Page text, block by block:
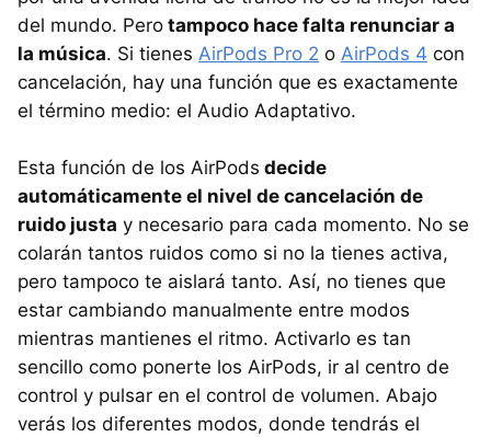
del mundo. Pero tampoco hace falta renunciar a
la música. Si tienes AirPods Pro 2 o AirPods 4 con
cancelación, hay una función que es exactamente
el término medio: el Audio Adaptativo.
Esta función de los AirPods decide
automáticamente el nivel de cancelación de
ruido justa y necesario para cada momento. No se
colarán tantos ruidos como si no la tienes activa,
pero tampoco te aislará tanto. Así, no tienes que
estar cambiando manualmente entre modos
mientras mantienes el ritmo. Activarlo es tan
sencillo como ponerte los AirPods, ir al centro de
control y pulsar en el control de volumen. Abajo
verás los diferentes modos, donde tendrás el